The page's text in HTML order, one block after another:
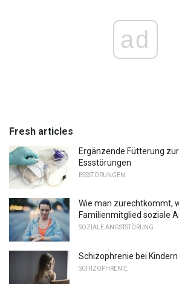
ad
Fresh articles
Ergänzende Fütterung
Essstörungen
ESSSTÖRUNGEN
Wie man zurechtkommt,
Familienmitglied soziale
SOZIALE ANGSTSTÖRUNG
Schizophrenie bei
SCHIZOPHRENIE